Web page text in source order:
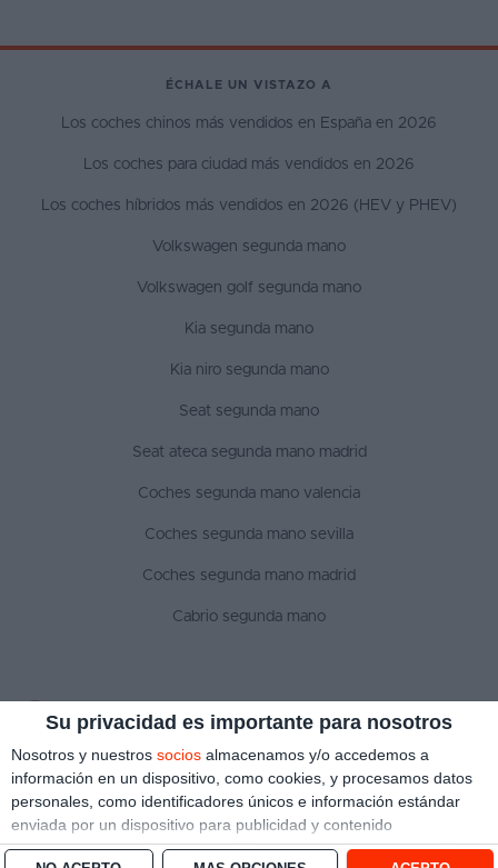
Su privacidad es importante para nosotros
Nosotros y nuestros socios almacenamos y/o accedemos a
información en un dispositivo, como cookies, y procesamos datos
personales, como identificadores únicos e información estándar
enviada por un dispositivo para publicidad y contenido
personalizado, medición de publicidad y contenido, investigación
ÉCHALE UN VISTAZO A
Los coches chinos más vendidos en España en 2026
Los coches para ciudad más vendidos en 2026
Los coches híbridos más vendidos en 2026 (HEV y PHEV)
Volkswagen segunda mano
Volkswagen golf segunda mano
Kia segunda mano
Kia niro segunda mano
Seat segunda mano
Seat ateca segunda mano madrid
Coches segunda mano valencia
Coches segunda mano sevilla
Coches segunda mano madrid
Cabrio segunda mano
Copyright © 2022 ¿Qué coche me compro?. Todos los derechos reservados